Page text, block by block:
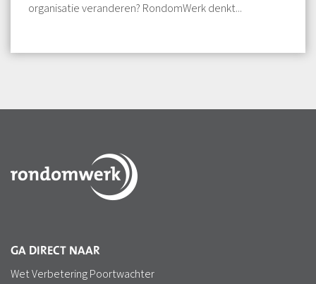
organisatie veranderen? RondomWerk denkt...
GA DIRECT NAAR
Wet Verbetering Poortwachter